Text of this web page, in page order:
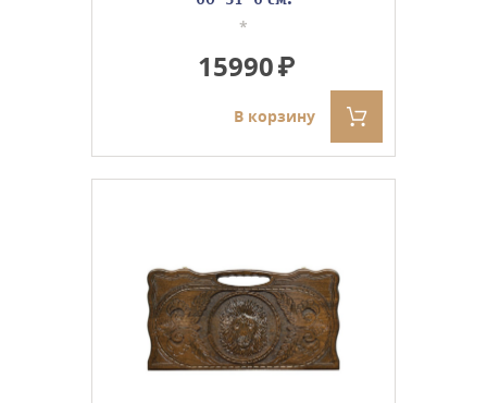
*
15990
В корзину